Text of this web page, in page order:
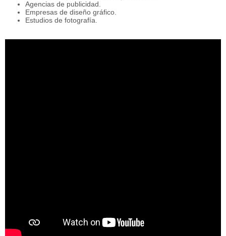
Agencias de publicidad.
Empresas de diseño gráfico.
Estudios de fotografía.